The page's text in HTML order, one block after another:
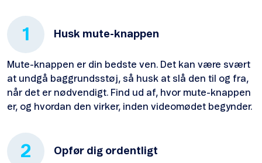
1 Husk mute-knappen
Mute-knappen er din bedste ven. Det kan være svært
at undgå baggrundsstøj, så husk at slå den til og fra,
når det er nødvendigt. Find ud af, hvor mute-knappen
er, og hvordan den virker, inden videomødet begynder.
2 Opfør dig ordentligt